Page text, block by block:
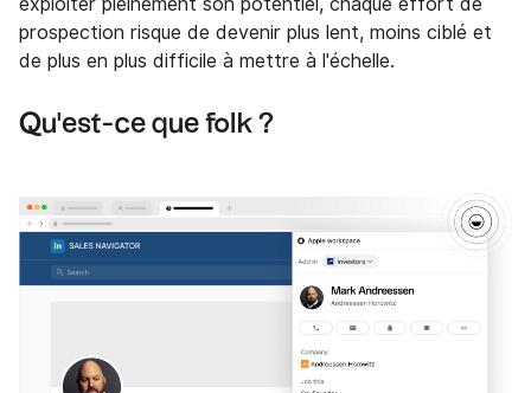
prospection risque de devenir plus lent, moins ciblé et
de plus en plus difficile à mettre à l'échelle.
Qu'est-ce que folk ?